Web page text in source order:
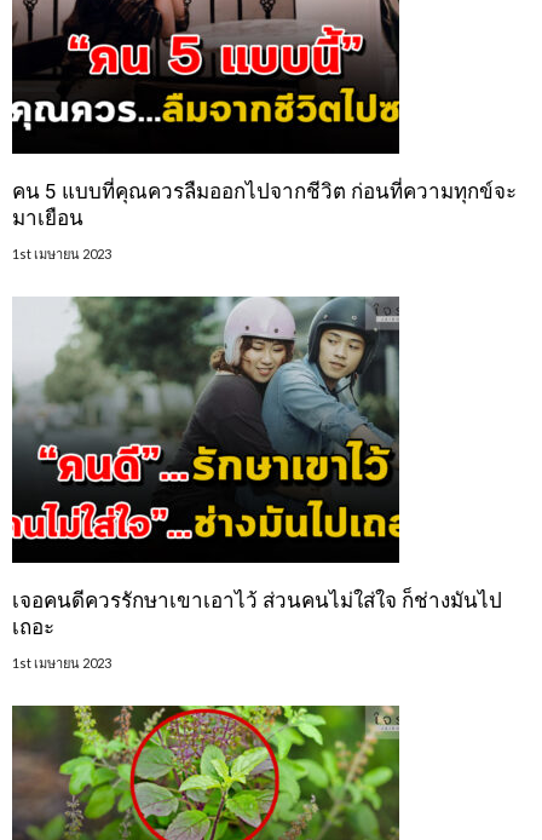
คน 5 แบบที่คุณควรลืมออกไปจากชีวิต ก่อนที่ความทุกข์จะ
มาเยือน
1st เมษายน 2023
เจอคนดีควรรักษาเขาเอาไว้ ส่วนคนไม่ใส่ใจ ก็ช่างมันไป
เถอะ
1st เมษายน 2023